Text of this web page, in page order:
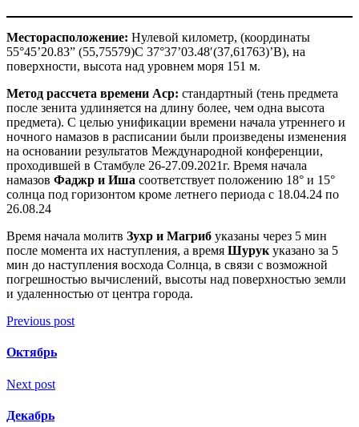
Месторасположение: Нулевой километр, (координаты
55°45’20.83” (55,75579)С 37°37’03.48′(37,61763)’В), на
поверхности, высота над уровнем моря 151 м.
Метод рассчета времени Аср: стандартный (тень предмета
после зенита удлиняется на длину более, чем одна высота
предмета). С целью унификации времени начала утреннего и
ночного намазов в расписании были произведены изменения
на основании результатов Международной конференции,
проходившей в Стамбуле 26-27.09.2021г. Время начала
намазов Фаджр и Иша соответствует положению 18° и 15°
солнца под горизонтом кроме летнего периода с 18.04.24 по
26.08.24
Время начала молитв Зухр и Магриб указаны через 5 мин
после момента их наступления, а время Шурук указано за 5
мин до наступления восхода Солнца, в связи с возможной
погрешностью вычислений, высоты над поверхностью земли
и удаленностью от центра города.
Previous post
Октябрь
Next post
Декабрь